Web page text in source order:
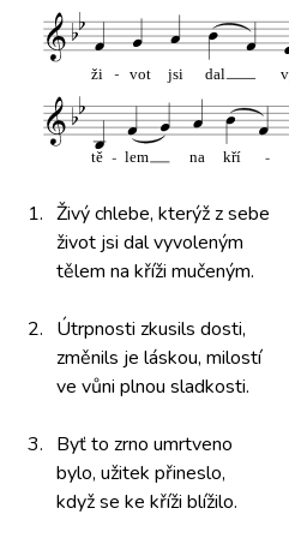
1. Živý chlebe, kterýž z sebe
život jsi dal vyvoleným
tělem na kříži mučeným.
2. Útrpnosti zkusils dosti,
změnils je láskou, milostí
ve vůni plnou sladkosti.
3. Byť to zrno umrtveno
bylo, užitek přineslo,
když se ke kříži blížilo.